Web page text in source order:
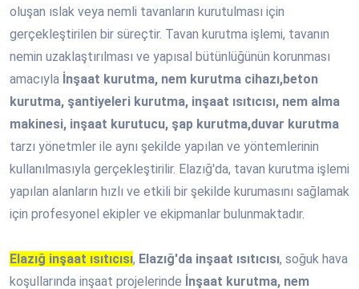
oluşan ıslak veya nemli tavanların kurutulması için
gerçekleştirilen bir süreçtir. Tavan kurutma işlemi, tavanın
nemin uzaklaştırılması ve yapısal bütünlüğünün korunması
amacıyla İnşaat kurutma, nem kurutma cihazı,beton
kurutma, şantiyeleri kurutma, inşaat ısıtıcısı, nem alma
makinesi, inşaat kurutucu, şap kurutma,duvar kurutma
tarzı yönetmler ile aynı şekilde yapılan ve yöntemlerinin
kullanılmasıyla gerçekleştirilir. Elazığ'da, tavan kurutma işlemi
yapılan alanların hızlı ve etkili bir şekilde kurumasını sağlamak
için profesyonel ekipler ve ekipmanlar bulunmaktadır.
Elazığ inşaat ısıtıcısı, Elazığ'da inşaat ısıtıcısı, soğuk hava
koşullarında inşaat projelerinde İnşaat kurutma, nem